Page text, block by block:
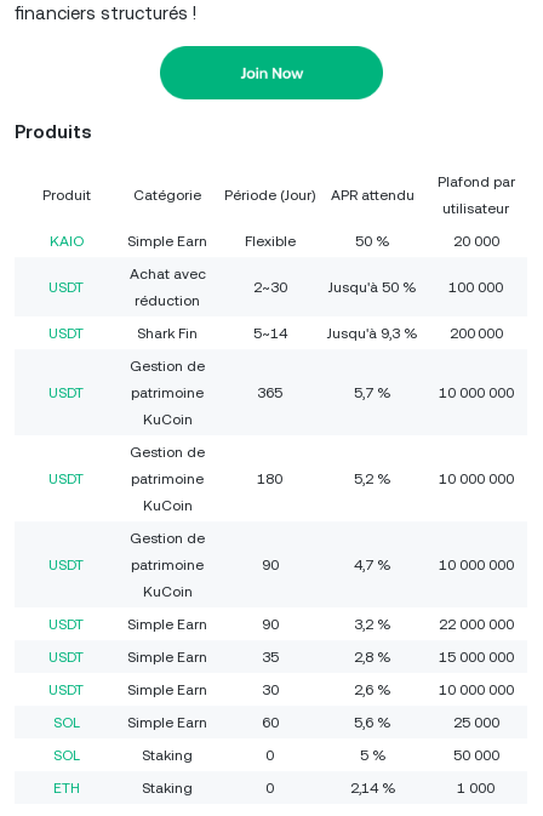
financiers structurés !
Produits
Produit Catégorie Période (Jour) APR attendu
Plafond par
utilisateur
KAIO
Simple Earn Flexible 50 % 20 000
USDT
Achat avec
réduction
2~30 Jusqu'à 50 % 100 000
USDT Shark Fin 5~14 Jusqu'à 9,3 % 200 000
USDT
Gestion de
patrimoine
KuCoin
365 5,7 % 10 000 000
USDT
Gestion de
patrimoine
KuCoin
180 5,2 % 10 000 000
USDT
Gestion de
patrimoine
KuCoin
90 4,7 % 10 000 000
USDT Simple Earn 90 3,2 %
22 000 000
USDT
Simple Earn 35 2,8 %
15 000 000
USDT
Simple Earn 30 2,6 %
10 000 000
SOL
Simple Earn 60 5,6 %
25 000
SOL
Staking 0 5 %
50 000
ETH
Staking 0 2,14 % 1 000